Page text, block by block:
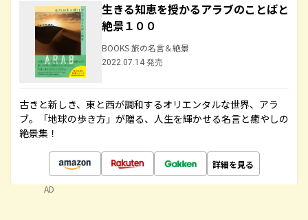
生きる知恵を授かるアラブのことばと
絶景１００
BOOKS 旅の名言＆絶景
2022.07.14 発売
古きと新しき、東と西が調和するオリエンタルな世界、アラ
ブ。「地球の歩き方」が贈る、人生を輝かせる名言と癒やしの
絶景集！
詳細を見る
AD